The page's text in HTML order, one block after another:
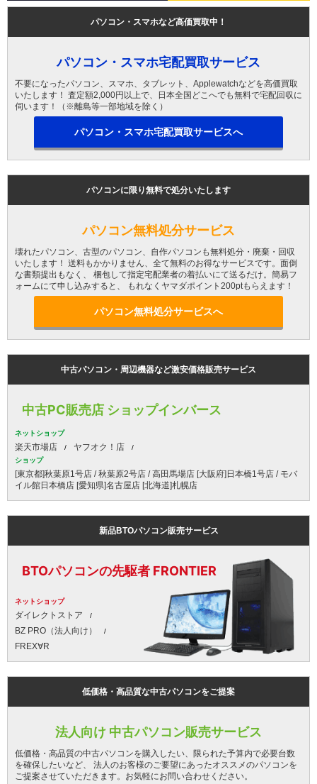
パソコン・スマホなど高価買取中！
パソコン・スマホ宅配買取サービス
不要になったパソコン、スマホ、タブレット、Applewatchなどを高価買取
いたします！ 査定額2,000円以上で、日本全国どこへでも無料で宅配回収に
伺います！（※離島等一部地域を除く）
パソコン・スマホ宅配買取サービスへ
パソコンに限り無料で処分いたします
パソコン無料処分サービス
壊れたパソコン、古型のパソコン、自作パソコンも無料処分・廃棄・回収
いたします！ 送料もかかりません、全て無料のお得なサービスです。面倒
な書類提出もなく、 梱包して指定宅配業者の着払いにて送るだけ。簡易フ
ォームにて申し込みすると、 もれなくヤマダポイント200ptもらえます！
パソコン無料処分サービスへ
中古パソコン・周辺機器など激安価格販売サービス
中古PC販売店 ショップインバース
ネットショップ
楽天市場店 ヤフオク！店
ショップ
[東京都]秋葉原1号店 / 秋葉原2号店 / 高田馬場店 [大阪府]日本橋1号店 / モバ
イル館日本橋店 [愛知県]名古屋店 [北海道]札幌店
新品BTOパソコン販売サービス
BTOパソコンの先駆者 FRONTIER
ネットショップ
ダイレクトストア
BZ PRO（法人向け）
FREX∀R
低価格・高品質な中古パソコンをご提案
法人向け 中古パソコン販売サービス
低価格・高品質の中古パソコンを購入したい、限られた予算内で必要台数
を確保したいなど、 法人のお客様のご要望にあったオススメのパソコンを
ご提案させていただきます。お気軽にお問い合わせください。